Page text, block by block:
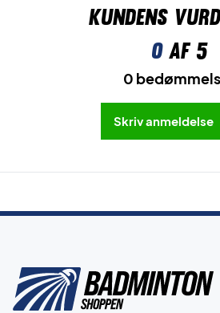
Kundens
0af 5
0
Skriv anmeldelse